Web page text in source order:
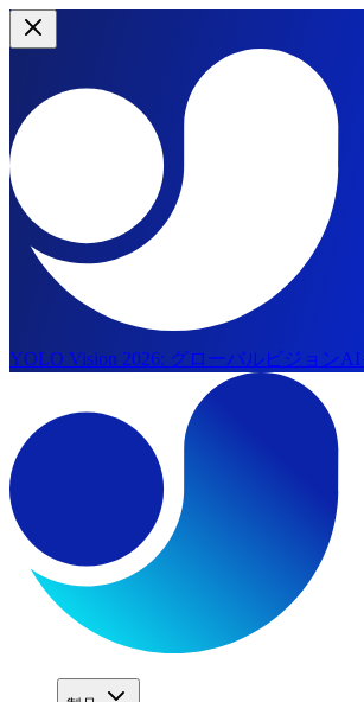
YOLO Vision 2026: グローバルビジョン